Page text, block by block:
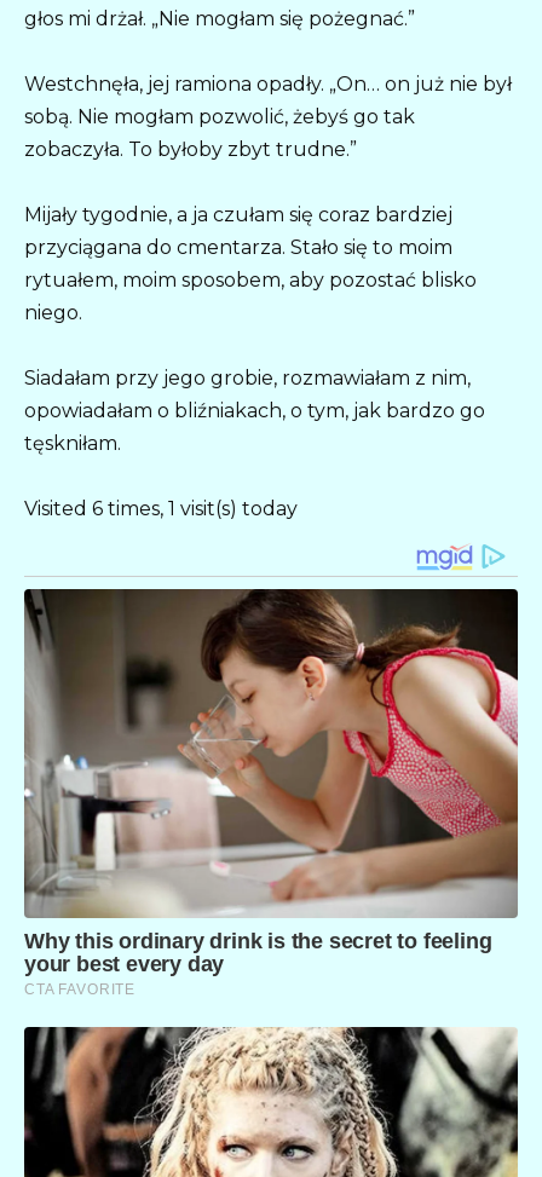
głos mi drżał. „Nie mogłam się pożegnać.”
Westchnęła, jej ramiona opadły. „On… on już nie był
sobą. Nie mogłam pozwolić, żebyś go tak
zobaczyła. To byłoby zbyt trudne.”
Mijały tygodnie, a ja czułam się coraz bardziej
przyciągana do cmentarza. Stało się to moim
rytuałem, moim sposobem, aby pozostać blisko
niego.
Siadałam przy jego grobie, rozmawiałam z nim,
opowiadałam o bliźniakach, o tym, jak bardzo go
tęskniłam.
Visited 6 times, 1 visit(s) today